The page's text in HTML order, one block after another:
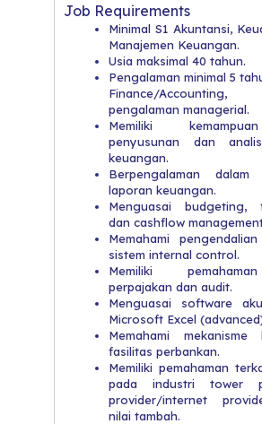
Job Requirements
Minimal S1 Akuntansi,
Manajemen Keuangan.
Usia maksimal 40 tahun.
Pengalaman minimal 5
Finance/
pengalaman managerial.
Memiliki
penyusunan dan
keuangan.
Berpengalaman dalam
laporan keuangan.
Menguasai budgeting,
dan cashflow
Memahami
sistem internal control.
Memiliki
perpajakan dan audit.
Menguasai software
Microsoft Excel
Memahami
fasilitas perbankan.
Memiliki pemahaman
pada industri tower
provider/internet
nilai tambah.